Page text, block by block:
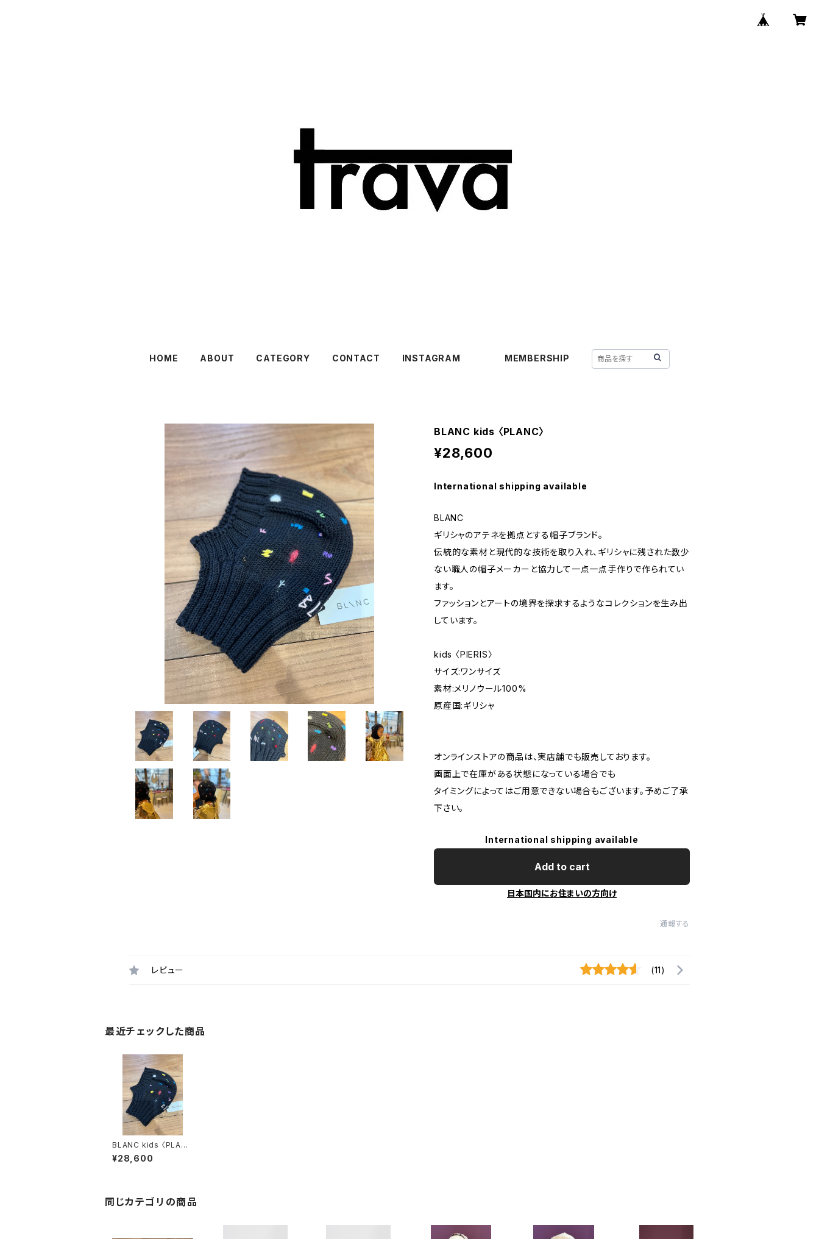
HOME ABOUT CATEGORY CONTACT INSTAGRAM MEMBERSHIP
BLANC kids 〈PLANC〉
¥28,600
International shipping available
BLANC
ギリシャのアテネを拠点とする帽子ブランド。
伝統的な素材と現代的な技術を取り入れ、ギリシャに残された数少
ない職人の帽子メーカーと協力して一点一点手作りで作られてい
ます。
ファッションとアートの境界を探求するようなコレクションを生み出
しています。
kids 〈PIERIS〉
サイズ:ワンサイズ
素材:メリノウール100%
原産国:ギリシャ
オンラインストアの商品は、実店舗でも販売しております。
画面上で在庫がある状態になっている場合でも
タイミングによってはご用意できない場合もございます。予めご了承
下さい。
International shipping available
Add to cart
日本国内にお住まいの方向け
通報する
レビュー (11)
最近チェックした商品
BLANC kids 〈PLAN
C〉
¥28,600
同じカテゴリの商品